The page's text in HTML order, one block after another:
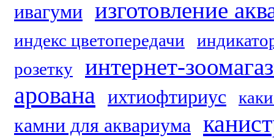
ивагуми изготовление
индекс цветопередачи
розетку
интернет-
арована ихтиофтириус
камни для аквариума